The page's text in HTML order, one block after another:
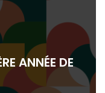
ANNÉE DE